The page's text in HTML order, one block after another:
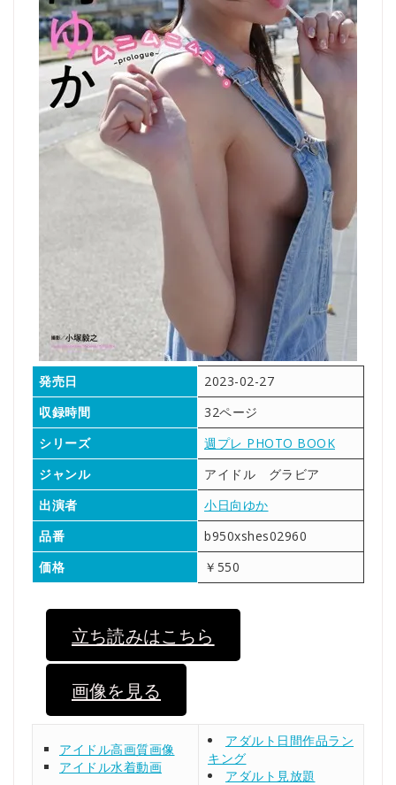
発売日
2023-02-27
収録時間
32ページ
シリーズ
週プレ PHOTO BOOK
ジャンル
アイドル グラビア
出演者
小日向ゆか
品番
b950xshes02960
価格
￥550
立ち読みはこちら
画像を見る
アイドル高画質画像
アイドル水着動画
アダルト日間作品ラン
キング
アダルト見放題